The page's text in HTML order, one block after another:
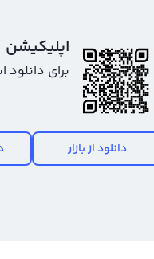
اپلیکیشن
برای
دانلود از بازار